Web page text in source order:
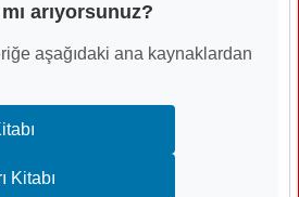
arıyorsunuz?
aşağıdaki ana kaynaklardan
Kitabı